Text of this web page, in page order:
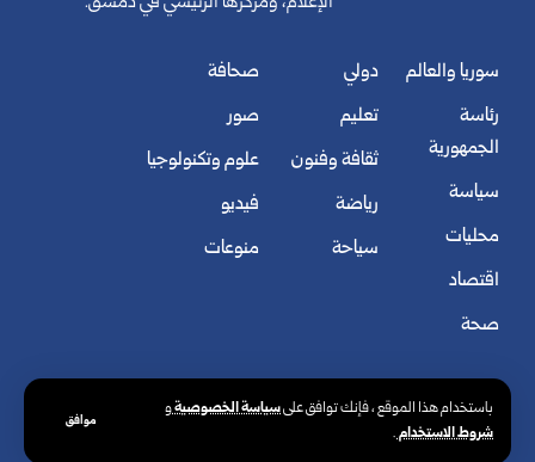
باستخدام هذا الموقع ، فإنك توافق علىسياسة الخصوصيةو
شروط الاستخدام.
موافق
سوريا والعالم
رئاسة
الجمهورية
سياسة
محليات
اقتصاد
صحة
دولي
تعليم
ثقافة وفنون
رياضة
سياحة
صحافة
صور
علوم وتكنولوجيا
فيديو
منوعات
© الوكالة العربية السورية للأنباء. كافة الحقوق محفوظة.